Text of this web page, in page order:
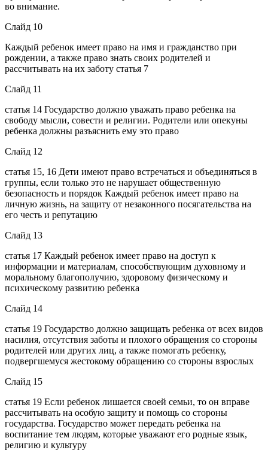
во внимание.
Слайд 10
Каждый ребенок имеет право на имя и гражданство при
рождении, а также право знать своих родителей и
рассчитывать на их заботу статья 7
Слайд 11
статья 14 Государство должно уважать право ребенка на
свободу мысли, совести и религии. Родители или опекуны
ребенка должны разъяснить ему это право
Слайд 12
статья 15, 16 Дети имеют право встречаться и объединяться в
группы, если только это не нарушает общественную
безопасность и порядок Каждый ребенок имеет право на
личную жизнь, на защиту от незаконного посягательства на
его честь и репутацию
Слайд 13
статья 17 Каждый ребенок имеет право на доступ к
информации и материалам, способствующим духовному и
моральному благополучию, здоровому физическому и
психическому развитию ребенка
Слайд 14
статья 19 Государство должно защищать ребенка от всех видов
насилия, отсутствия заботы и плохого обращения со стороны
родителей или других лиц, а также помогать ребенку,
подвергшемуся жестокому обращению со стороны взрослых
Слайд 15
статья 19 Если ребенок лишается своей семьи, то он вправе
рассчитывать на особую защиту и помощь со стороны
государства. Государство может передать ребенка на
воспитание тем людям, которые уважают его родные язык,
религию и культуру